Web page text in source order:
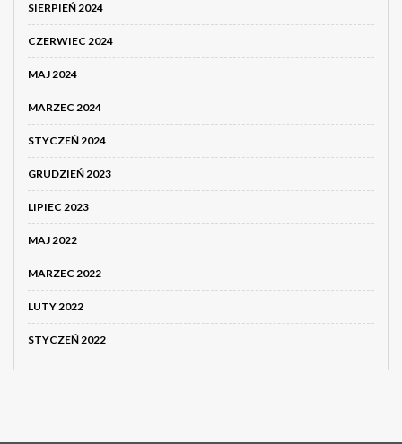
SIERPIEŃ 2024
CZERWIEC 2024
MAJ 2024
MARZEC 2024
STYCZEŃ 2024
GRUDZIEŃ 2023
LIPIEC 2023
MAJ 2022
MARZEC 2022
LUTY 2022
STYCZEŃ 2022